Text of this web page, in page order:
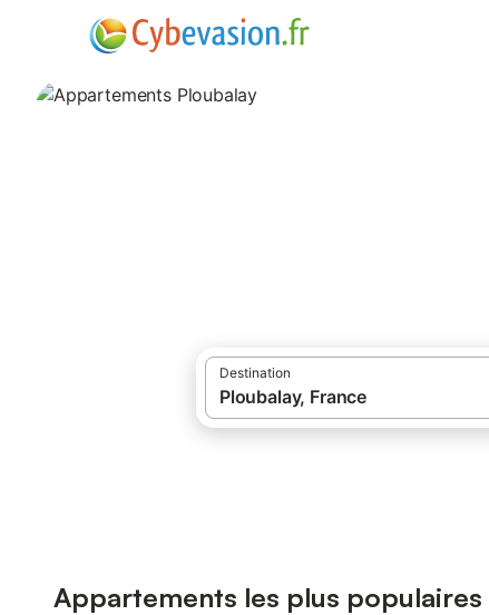
Destination
Appartements les plus populaires